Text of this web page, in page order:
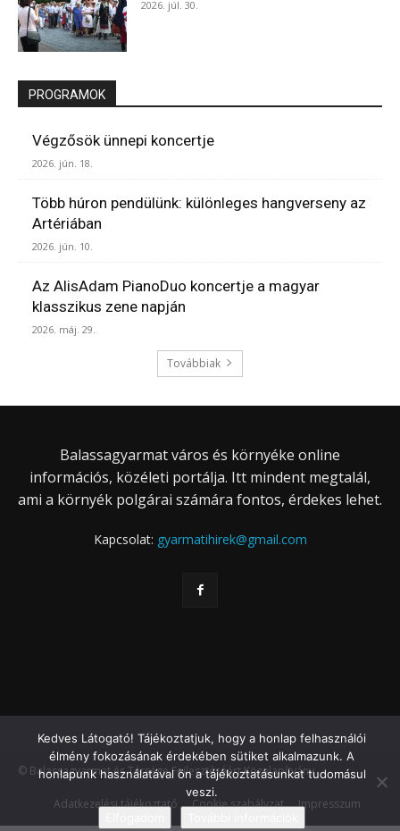
2026. júl. 30.
PROGRAMOK
Végzősök ünnepi koncertje
2026. jún. 18.
Több húron pendülünk: különleges hangverseny az
Artériában
2026. jún. 10.
Az AlisAdam PianoDuo koncertje a magyar
klasszikus zene napján
2026. máj. 29.
Továbbiak
Balassagyarmat város és környéke online
információs, közéleti portálja. Itt mindent megtalál,
ami a környék polgárai számára fontos, érdekes lehet.
Kapcsolat: gyarmatihirek@gmail.com
© Balassagyarmat és Térsége Fejlesztéséért Közalapítvány
Adatkezelési tájékoztató Cookie szabályzat Impresszum
Kedves Látogató! Tájékoztatjuk, hogy a honlap felhasználói
élmény fokozásának érdekében sütiket alkalmazunk. A
honlapunk használatával ön a tájékoztatásunkat tudomásul
veszi.